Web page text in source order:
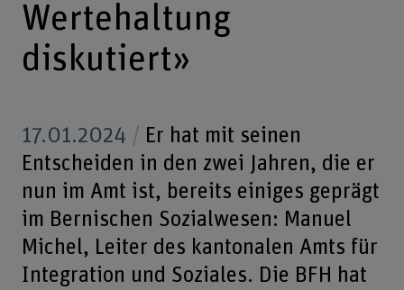
Wertehaltung
diskutiert»
17.01.2024
Er hat mit seinen
Entscheiden in den zwei Jahren, die er
nun im Amt ist, bereits einiges geprägt
im Bernischen Sozialwesen: Manuel
Michel, Leiter des kantonalen Amts für
Integration und Soziales. Die BFH hat